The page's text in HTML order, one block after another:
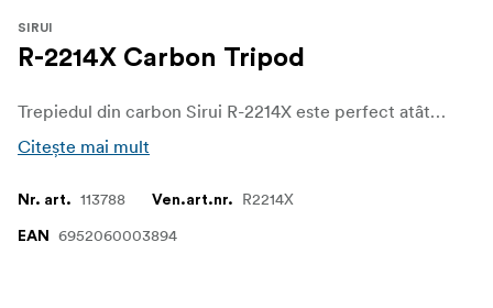
SIRUI
R-2214X Carbon Tripod
Trepiedul din carbon Sirui R-2214X este perfect atât pentru fotografie, cât și pentru video. Un trepied ușor, cu 10 straturi de fibră de carbon 100%, care este excelent pentru utilizarea cu aparate foto mari, obiective super teleobiective și capete video. De asemenea, trepiedul funcționează foarte bine și pentru observatorii de păsări cu lunete mai mari de înaltă performanță! Puternic, stabil, ușor și compact - trepiedul poate ajunge până la 183 cm cu coloana centrală montată și poate prelua o sarcină utilă de până la 18 kg.
Citește mai mult
Nr. art. 113788 Ven.art.nr. R2214X
EAN 6952060003894